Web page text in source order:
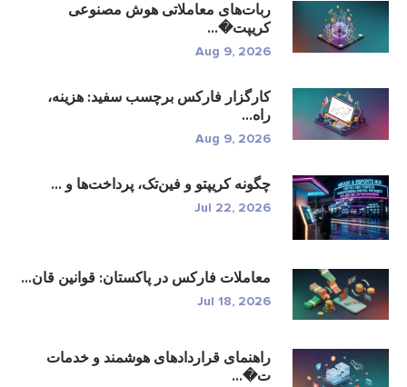
ربات‌های معاملاتی هوش مصنوعی
کریپت�...
Aug 9, 2026
کارگزار فارکس برچسب سفید: هزینه،
راه...
Aug 9, 2026
چگونه کریپتو و فین‌تک، پرداخت‌ها و ...
Jul 22, 2026
معاملات فارکس در پاکستان: قوانین قان...
Jul 18, 2026
راهنمای قراردادهای هوشمند و خدمات
ت�...